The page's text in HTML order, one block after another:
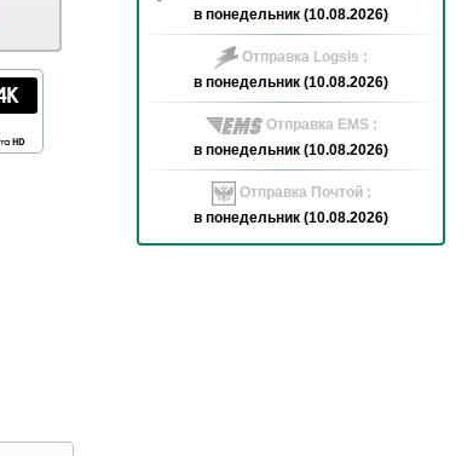
HD
в понедельник (10.08.2026)
Отправка Logsis :
в понедельник (10.08.2026)
Отправка EMS :
в понедельник (10.08.2026)
Отправка Почтой :
в понедельник (10.08.2026)